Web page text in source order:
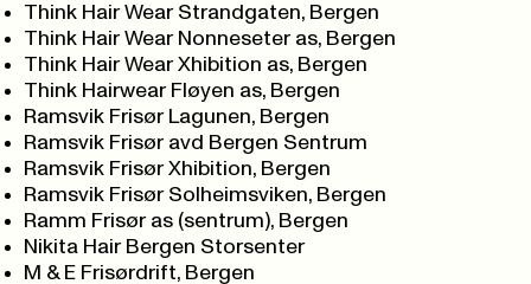
Think Hair Wear Strandgaten, Bergen
Think Hair Wear Nonneseter as, Bergen
Think Hair Wear Xhibition as, Bergen
Think Hairwear Fløyen as, Bergen
Ramsvik Frisør Lagunen, Bergen
Ramsvik Frisør avd Bergen Sentrum
Ramsvik Frisør Xhibition, Bergen
Ramsvik Frisør Solheimsviken, Bergen
Ramm Frisør as (sentrum), Bergen
Nikita Hair Bergen Storsenter
M & E Frisørdrift, Bergen